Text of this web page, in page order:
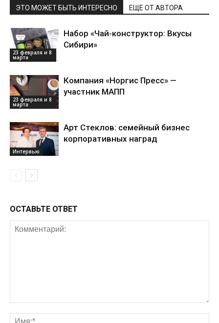
ЭТО МОЖЕТ БЫТЬ ИНТЕРЕСНО ЕЩЕ ОТ АВТОРА
23 февраля и 8
марта
Набор «Чай-конструктор: Вкусы
Сибири»
23 февраля и 8
марта
Компания «Норгис Пресс» —
участник МАПП
Интервью
Арт Стеклов: семейный бизнес
корпоративных наград
ОСТАВЬТЕ ОТВЕТ